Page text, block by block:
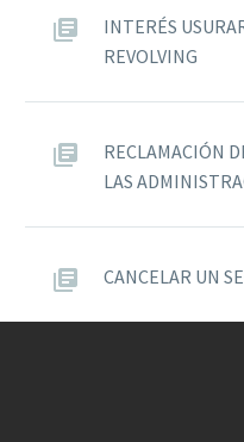
INTERÉS
REVOLVING
RECLAMACIÓN
LAS
CANCELAR UN